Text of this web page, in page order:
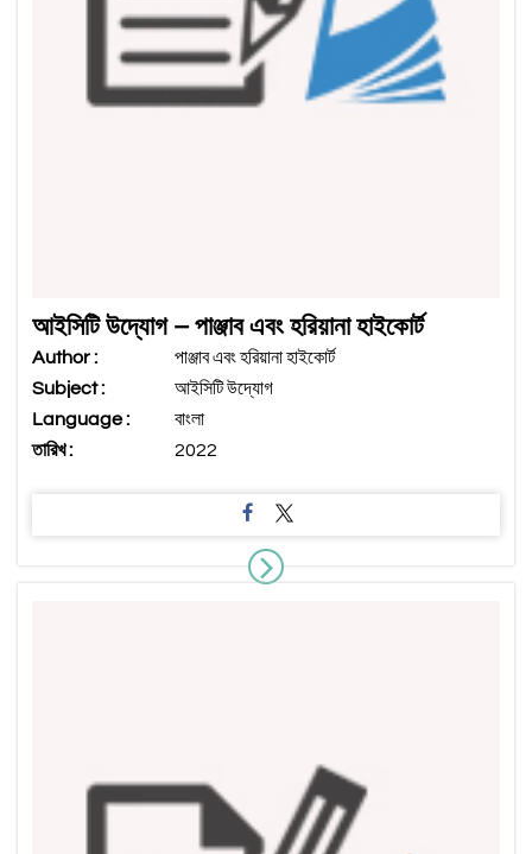
আইসিটি উদ্যোগ – পাঞ্জাব এবং হরিয়ানা হাইকোর্ট
Author :
পাঞ্জাব এবং হরিয়ানা হাইকোর্ট
Subject :
আইসিটি উদ্যোগ
Language :
বাংলা
তারিখ :
2022